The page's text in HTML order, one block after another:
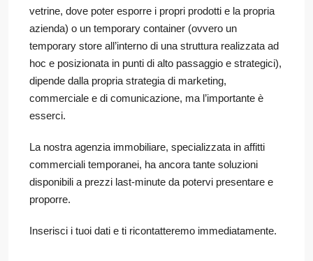
vetrine, dove poter esporre i propri prodotti e la propria
azienda) o un temporary container (ovvero un
temporary store all’interno di una struttura realizzata ad
hoc e posizionata in punti di alto passaggio e strategici),
dipende dalla propria strategia di marketing,
commerciale e di comunicazione, ma l’importante è
esserci.
La nostra agenzia immobiliare, specializzata in affitti
commerciali temporanei, ha ancora tante soluzioni
disponibili a prezzi last-minute da potervi presentare e
proporre.
Inserisci i tuoi dati e ti ricontatteremo immediatamente.